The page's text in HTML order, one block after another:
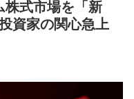
株式市場を「新
資家の関心急上